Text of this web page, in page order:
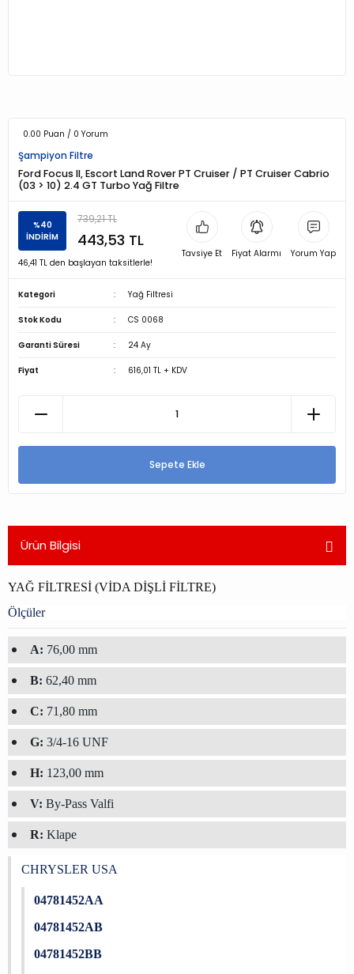
0.00 Puan / 0 Yorum
Şampiyon Filtre
Ford Focus II, Escort Land Rover PT Cruiser / PT Cruiser Cabrio
(03 > 10) 2.4 GT Turbo Yağ Filtre
%40
İNDİRİM
739,21 TL
443,53 TL
46,41 TL den başlayan taksitlerle!
Tavsiye Et Fiyat Alarmı Yorum Yap
Kategori Yağ Filtresi
Stok Kodu CS 0068
Garanti Süresi 24 Ay
Fiyat 616,01 TL + KDV
Sepete Ekle
Ürün Bilgisi
YAĞ FİLTRESİ (VİDA DİŞLİ FİLTRE)
Ölçüler
A: 76,00 mm
B: 62,40 mm
C: 71,80 mm
G: 3/4-16 UNF
H: 123,00 mm
V: By-Pass Valfi
R: Klape
CHRYSLER USA
04781452AA
04781452AB
04781452BB